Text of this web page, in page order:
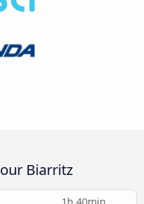
Biarritz
1h 40min